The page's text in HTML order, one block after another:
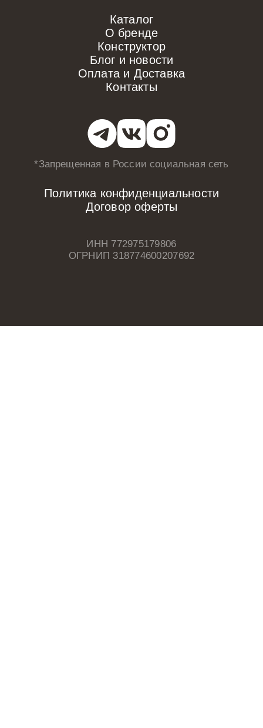
Каталог
О бренде
Конструктор
Блог и новости
Оплата и Доставка
Контакты
*Запрещенная в Россиисоциальная сеть
Политика конфиденциальности
Договор оферты
ИНН 772975179806
ОГРНИП 318774600207692